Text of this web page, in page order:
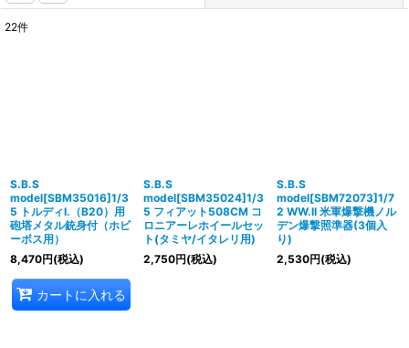
22件
S.B.S
model[SBM35016]1/3
5 トルディI.（B20）用
砲塔メタル銃身付（ホビ
ーボス用）
8,470円(税込)
カートに入れる
S.B.S
model[SBM35024]1/3
5 フィアット508CM コ
ロニアーレホイールセッ
ト(タミヤ/イタレリ用)
2,750円(税込)
S.B.S
model[SBM72073]1/7
2 WW.II 米軍爆撃機ノル
デン爆撃照準器(3個入
り)
2,530円(税込)